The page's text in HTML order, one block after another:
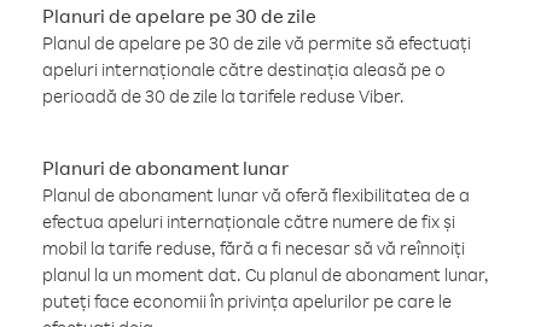
Planuri de apelare pe 30 de zile
Planul de apelare pe 30 de zile vă permite să efectuați
apeluri internaționale către destinația aleasă pe o
perioadă de 30 de zile la tarifele reduse Viber.
Planuri de abonament lunar
Planul de abonament lunar vă oferă flexibilitatea de a
efectua apeluri internaționale către numere de fix și
mobil la tarife reduse, fără a fi necesar să vă reînnoiți
planul la un moment dat. Cu planul de abonament lunar,
puteți face economii în privința apelurilor pe care le